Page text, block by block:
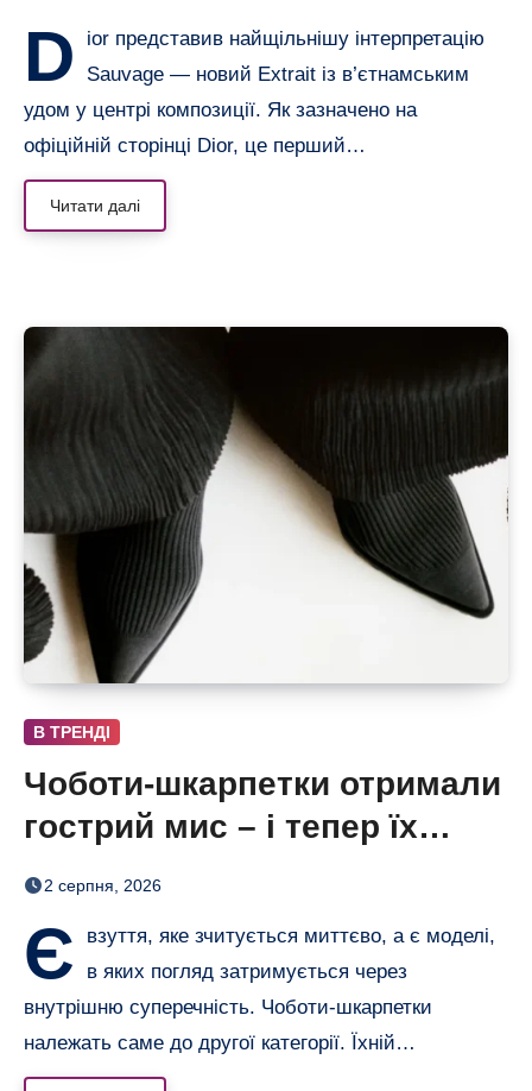
D
ior представив найщільнішу інтерпретацію
Sauvage — новий Extrait із в’єтнамським
удом у центрі композиції. Як зазначено на
офіційній сторінці Dior, це перший…
Читати далі
В ТРЕНДІ
Чоботи-шкарпетки отримали
гострий мис – і тепер їх
хочеться роздивлятися
2 серпня, 2026
Є
взуття, яке зчитується миттєво, а є моделі,
в яких погляд затримується через
внутрішню суперечність. Чоботи-шкарпетки
належать саме до другої категорії. Їхній…